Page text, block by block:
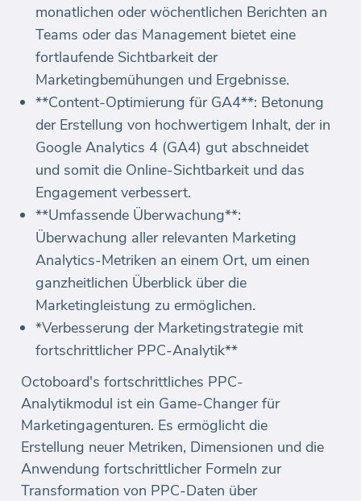
monatlichen oder wöchentlichen Berichten an
Teams oder das Management bietet eine
fortlaufende Sichtbarkeit der
Marketingbemühungen und Ergebnisse.
**Content-Optimierung für GA4**: Betonung
der Erstellung von hochwertigem Inhalt, der in
Google Analytics 4 (GA4) gut abschneidet
und somit die Online-Sichtbarkeit und das
Engagement verbessert.
**Umfassende Überwachung**:
Überwachung aller relevanten Marketing
Analytics-Metriken an einem Ort, um einen
ganzheitlichen Überblick über die
Marketingleistung zu ermöglichen.
*Verbesserung der Marketingstrategie mit
fortschrittlicher PPC-Analytik**
Octoboard's fortschrittliches PPC-
Analytikmodul ist ein Game-Changer für
Marketingagenturen. Es ermöglicht die
Erstellung neuer Metriken, Dimensionen und die
Anwendung fortschrittlicher Formeln zur
Transformation von PPC-Daten über